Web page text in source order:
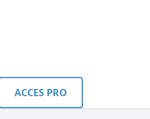
ACCES PRO